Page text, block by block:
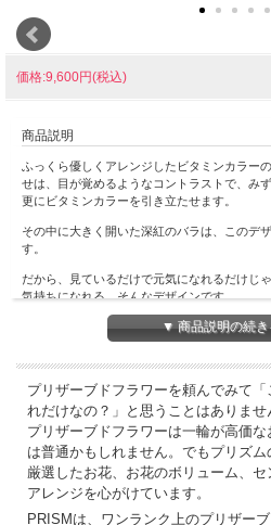
価格:9,600円(税込)
商品説明
ふっくら優しくアレンジしたビタミンカラー
せは、目が覚めるようなコントラストで、み
更にビタミンカラーを引き立たせます。
その中に大きく開いた深紅のバラは、このデ
す。
だから、見ているだけで元気になれるだけじ
気持ちになれる。そんなデザインです。
ご結婚祝い、ご出産、新築祝い等々様々なお
ンジメントです。
▼ 商品説明の続
プリザーブドフラワーを頼んでみて
れだけなの？」と思うことはありませ
プリザーブドフラワーは一輪が高価
は普通かもしれません。でもプリズム
厳選したお花、お花のボリューム、
アレンジを心がけています。
PRISMは、ワンランク上のプリザー